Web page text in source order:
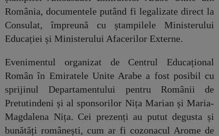
România, documentele putând fi legalizate direct la
Consulat, împreună cu ștampilele Ministerului
Educației și Ministerului Afacerilor Externe.
Evenimentul organizat de Centrul Educațional
Român în Emiratele Unite Arabe a fost posibil cu
sprijinul Departamentului pentru Românii de
Pretutindeni și al sponsorilor Nița Marian și Maria-
Magdalena Nița. Cei prezenți au putut degusta și
bunătăți românești, cum ar fi cozonacul Arome de